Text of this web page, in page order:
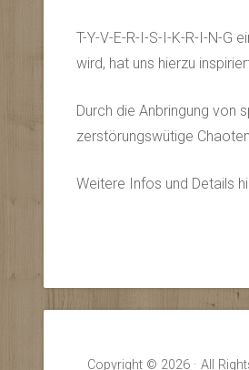
T-Y-V-E-R-I-S-I-K-R-I-N-G
wird, hat uns hierzu
Durch die Anbringung von
zerstörungswütige
Weitere Infos und Details
Copyright © 2026 · All